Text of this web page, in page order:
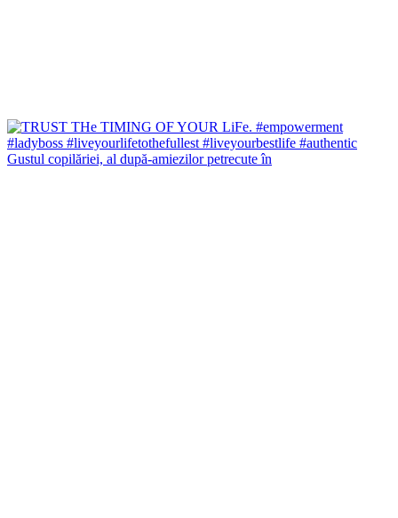
Gustul copilăriei, al după-amiezilor petrecute în